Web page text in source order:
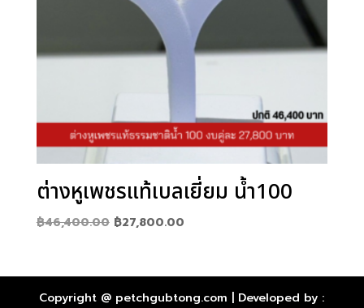
ต่างหูเพชรแท้เบลเยี่ยม น้ำ100
฿46,400.00 Original
฿46,400.00.
฿27,800.00Current
฿27,800.00.
Copyright @ petchgubtong.com | Developed by :